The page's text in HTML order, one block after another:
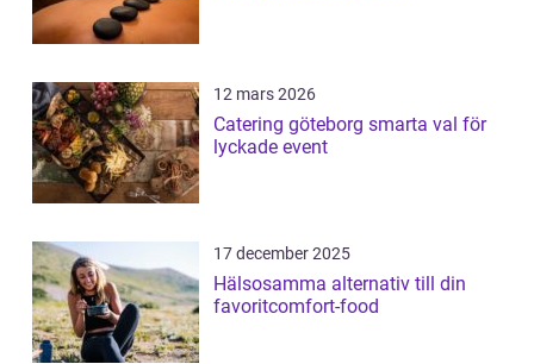
12 mars 2026
Catering göteborg smarta val för
lyckade event
17 december 2025
Hälsosamma alternativ till din
favoritcomfort-food